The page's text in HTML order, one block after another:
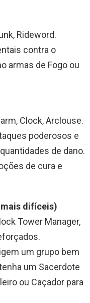
Rideword.
contra o
armas de Fogo ou
Clock, Arclouse.
poderosos e
de dano.
de cura e
difíceis)
Tower Manager,
um grupo bem
um Sacerdote
ou Caçador para